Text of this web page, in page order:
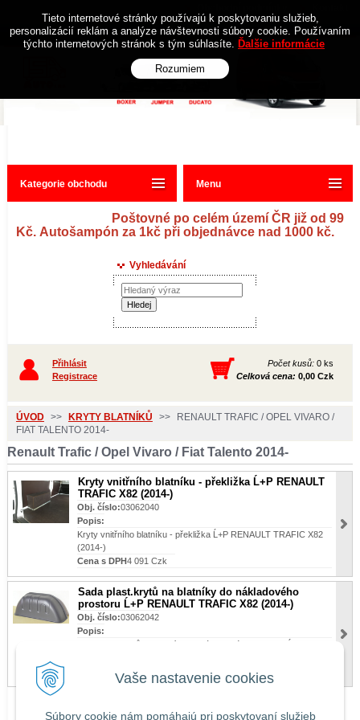
Vaše nastavenie cookies
Súbory cookie nám pomáhajú pri poskytovaní služieb
Poštovné po celém území ČR již od 99
Kč. Autošampón za 1kč při objednávce nad 1000 kč.
Kategorie obchodu
Vyhledávání
Přihlásit
Registrace
Počet kusů: 0 ks
Celková cena: 0,00 Czk
ÚVOD >> KRYTY BLATNÍKŮ >>
RENAULT TRAFIC / OPEL VIVARO /
FIAT TALENTO 2014-
Renault Trafic / Opel Vivaro / Fiat Talento 2014-
Kryty vnitřního blatníku - překližka Ĺ+P RENAULT
TRAFIC X82 (2014-)
Obj. číslo:03062040
Popis:
Kryty vnitřního blatníku - překližka Ĺ+P RENAULT TRAFIC X82
(2014-)
Cena s DPH4 091 Czk
Sada plast.krytů na blatníky do nákladového
prostoru Ĺ+P RENAULT TRAFIC X82 (2014-)
Obj. číslo:03062042
Popis:
Sada plast.krytů na blatníky do nákladového prostoru Ĺ+P
3 196 Czk
Menu
Tieto internetové stránky používajú k poskytovaniu služieb,
personalizácií reklám a analýze návštevnosti súbory cookie. Používaním
týchto internetových stránok s tým súhlasíte. Ďalšie informácie
Rozumiem